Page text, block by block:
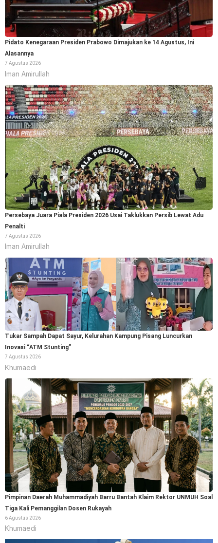
Pidato Kenegaraan Presiden Prabowo Dimajukan ke 14 Agustus, Ini
Alasannya
7 Agustus 2026
Iman Amirullah
Persebaya Juara Piala Presiden 2026 Usai Taklukkan Persib Lewat Adu
Penalti
7 Agustus 2026
Iman Amirullah
Tukar Sampah Dapat Sayur, Kelurahan Kampung Pisang Luncurkan
Inovasi “ATM Stunting”
7 Agustus 2026
Khumaedi
Pimpinan Daerah Muhammadiyah Barru Bantah Klaim Rektor UNMUH Soal
Tiga Kali Pemanggilan Dosen Rukayah
6 Agustus 2026
Khumaedi